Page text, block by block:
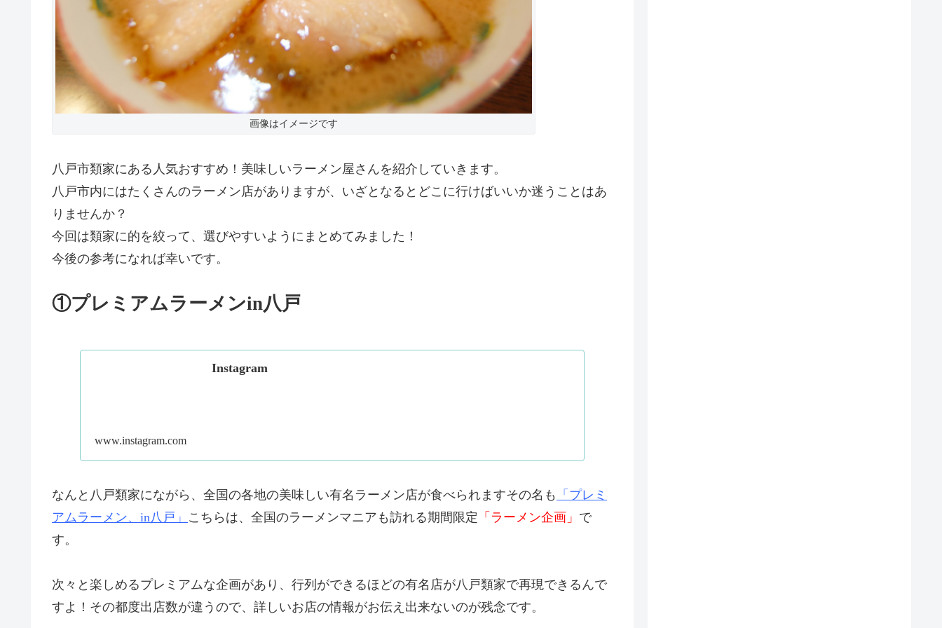
画像はイメージです
八戸市類家にある人気おすすめ！美味しいラーメン屋さんを紹介していきます。
八戸市内にはたくさんのラーメン店がありますが、いざとなるとどこに行けばいいか迷うことはあ
りませんか？
今回は類家に的を絞って、選びやすいようにまとめてみました！
今後の参考になれば幸いです。
①プレミアムラーメンin八戸
Instagram
www.instagram.com
なんと八戸類家にながら、全国の各地の美味しい有名ラーメン店が食べられますその名も
「プレミ
アムラーメン、in八戸」 こちらは、全国のラーメンマニアも訪れる期間限定 「ラーメン企画」 で
す。
次々と楽しめるプレミアムな企画があり、行列ができるほどの有名店が八戸類家で再現できるんで
すよ！その都度出店数が違うので、詳しいお店の情報がお伝え出来ないのが残念です。